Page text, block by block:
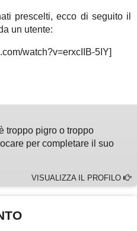
prescelti, ecco di seguito il
un utente:
watch?v=erxcIIB-5IY]
troppo pigro o troppo
per completare il suo
VISUALIZZA IL PROFILO